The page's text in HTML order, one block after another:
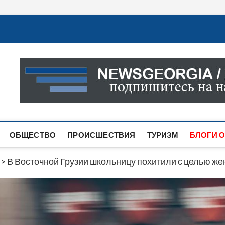
Новости Грузии
САМАЯ АКТУАЛЬНАЯ ИНФОРМАЦИЯ О СОБЫТИЯХ
САЙТЕ ВЫ НАЙДЕТЕ НОВОСТИ ПОЛИТИКИ,
ОБЩЕСТВО ПРОИСШЕСТВИЯ ТУРИЗМ БЛОГИ
> В Восточной Грузии школьницу похитили с целью